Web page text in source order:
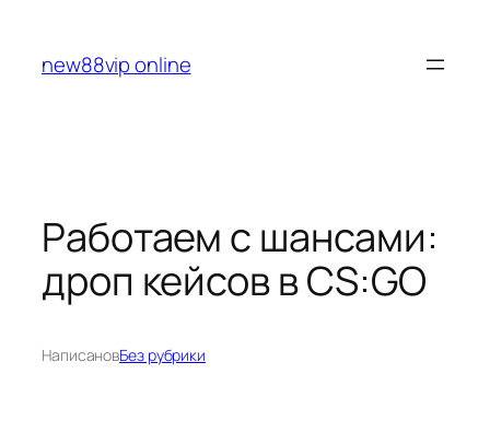
содержимому
new88vip online
Работаем с шансами:
дроп кейсов в CS:GO
НаписановБез рубрики